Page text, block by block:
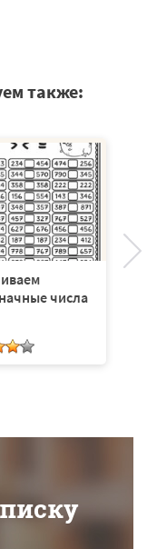
также:
числа